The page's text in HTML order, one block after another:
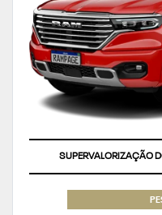
SUPERVALORIZAÇÃO